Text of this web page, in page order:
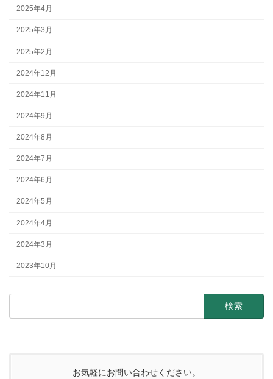
2025年4月
2025年3月
2025年2月
2024年12月
2024年11月
2024年9月
2024年8月
2024年7月
2024年6月
2024年5月
2024年4月
2024年3月
2023年10月
検
お気軽にお問い合わせください。